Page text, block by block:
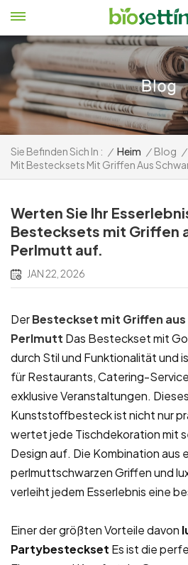
Sie Befinden Sich In : / Heim / Blog /
Mit Bestecksets Mit Griffen Aus
Werten Sie Ihr
Bestecksets mit Griffen
Perlmutt auf.
JAN 22, 2026
DerBesteckset mit Griffen
Perlmutt Das Besteckset mit
durch Stil und Funktionalität und
für Restaurants, Catering-
exklusive Veranstaltungen.
Kunststoffbesteck ist nicht nur
wertet jede Tischdekoration mit
Design auf. Die Kombination aus
perlmuttschwarzen Griffen und
verleiht jedem Esserlebnis eine
Einer der größten Vorteile davon
Partybesteckset Es ist die